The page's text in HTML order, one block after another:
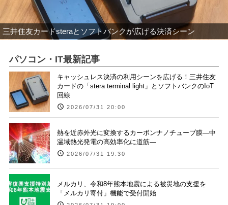
三井住友カードsteraとソフトバンクが広げる決済シーン
パソコン・IT最新記事
キャッシュレス決済の利用シーンを広げる！三井住友
カードの「stera terminal light」とソフトバンクのIoT
回線
2026/07/31 20:00
熱を近赤外光に変換するカーボンナノチューブ膜―中
温域熱光発電の高効率化に道筋―
2026/07/31 19:30
メルカリ、令和8年熊本地震による被災地の支援を
「メルカリ寄付」機能で受付開始